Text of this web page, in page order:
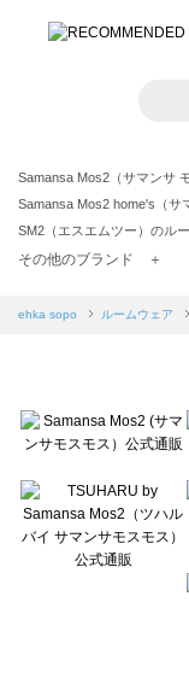
Samansa Mos2（サマンサ
Samansa Mos2 home's（サ
SM2（エスエムツー）のル
TSUHARU by Samansa
Samansa Mos2 blue（サマ
sō4ū（ソウフォーユー）の
Te chichi（テチチ）のルー
Te chichi CLASSIC（テチ
Lugnoncure（ルノンキュー
BETTY'S BLUE（べティー
Wpc.（ワールドパーティー
その他のブランド ＋
ehka sopo ルームウェア